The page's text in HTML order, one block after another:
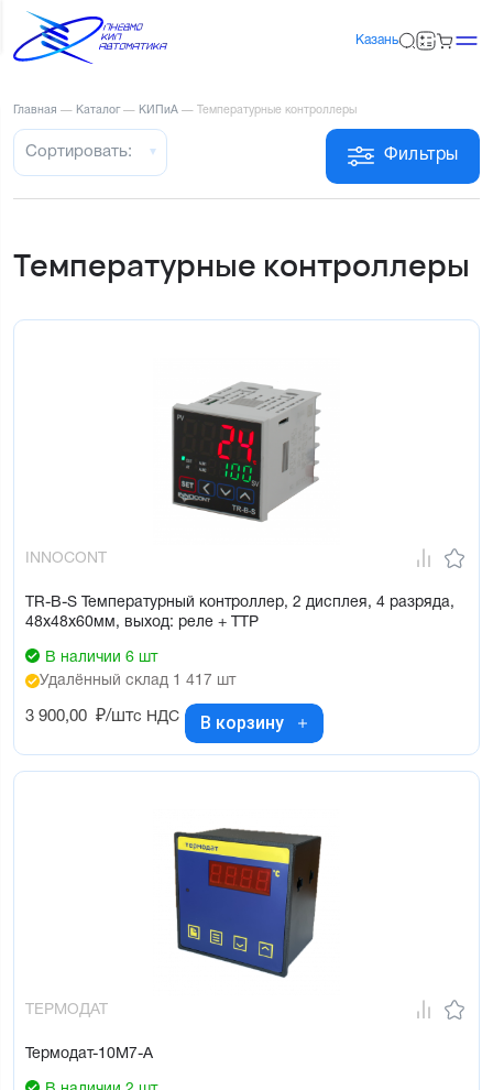
Казань
Главная — Каталог — КИПиА — Температурные контроллеры
Фильтры
Сортировать:
Температурные контроллеры
INNOCONT
TR-B-S Температурный контроллер, 2 дисплея, 4 разряда,
48х48х60мм, выход: реле + ТТР
В наличии 6 шт
Удалённый склад 1 417 шт
3 900,00 ₽/штс НДС В корзину
ТЕРМОДАТ
Термодат-10М7-А